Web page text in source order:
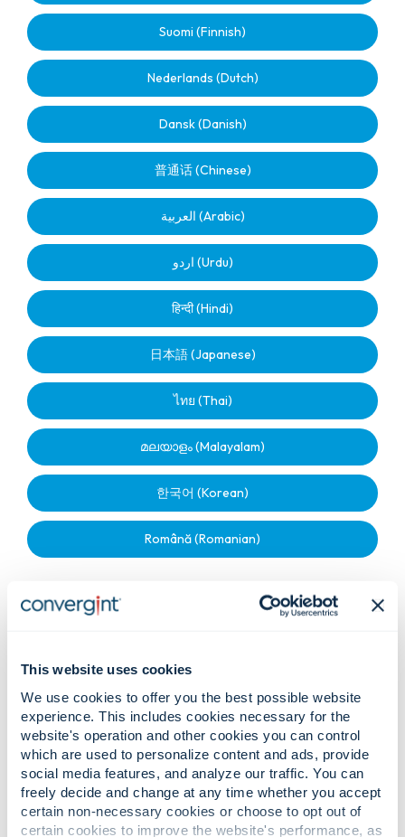
This website uses cookies
We use cookies to offer you the best possible website
experience. This includes cookies necessary for the
website's operation and other cookies you can control
which are used to personalize content and ads, provide
social media features, and analyze our traffic. You can
freely decide and change at any time whether you accept
certain non-necessary cookies or choose to opt out of
certain cookies to improve the website's performance, as
Suomi (Finnish)
Nederlands (Dutch)
Dansk (Danish)
普通话 (Chinese)
العربية (Arabic)
اردو (Urdu)
हिन्दी (Hindi)
日本語 (Japanese)
ไทย (Thai)
മലയാളം (Malayalam)
한국어 (Korean)
Română (Romanian)
empleados y solicitantes de
empleo:
English
Français (French)